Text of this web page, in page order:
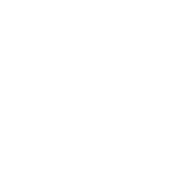
GRAN COUPÉ 418
12M